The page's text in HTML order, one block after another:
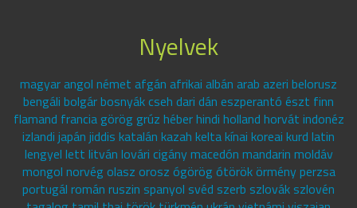
Nyelvek
magyar angol német afgán afrikai albán arab azeri belorusz
bengáli bolgár bosnyák cseh dari dán eszperantó észt finn
flamand francia görög grúz héber hindi holland horvát indonéz
izlandi japán jiddis katalán kazah kelta kínai koreai kurd latin
lengyel lett litván lovári cigány macedón mandarin moldáv
mongol norvég olasz orosz ógörög ótörök örmény perzsa
portugál román ruszin spanyol svéd szerb szlovák szlovén